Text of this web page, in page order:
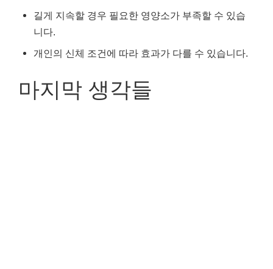
길게 지속할 경우 필요한 영양소가 부족할 수 있습
니다.
개인의 신체 조건에 따라 효과가 다를 수 있습니다.
마지막 생각들